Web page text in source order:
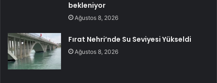
bekleniyor
Ağustos 8, 2026
Fırat Nehri’nde Su Seviyesi Yükseldi
Ağustos 8, 2026